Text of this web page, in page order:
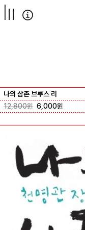
컨텐츠로
넘어가기
나의 삼촌 브루스 리
12,800원 6,000원